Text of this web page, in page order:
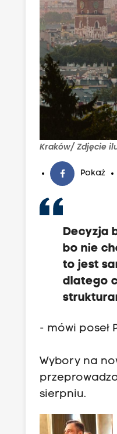
Kraków/ Zdjęcie
Pokaż
Decyzja
bo nie
to jest
dlatego
- mówi poseł
Wybory na
sierpniu.